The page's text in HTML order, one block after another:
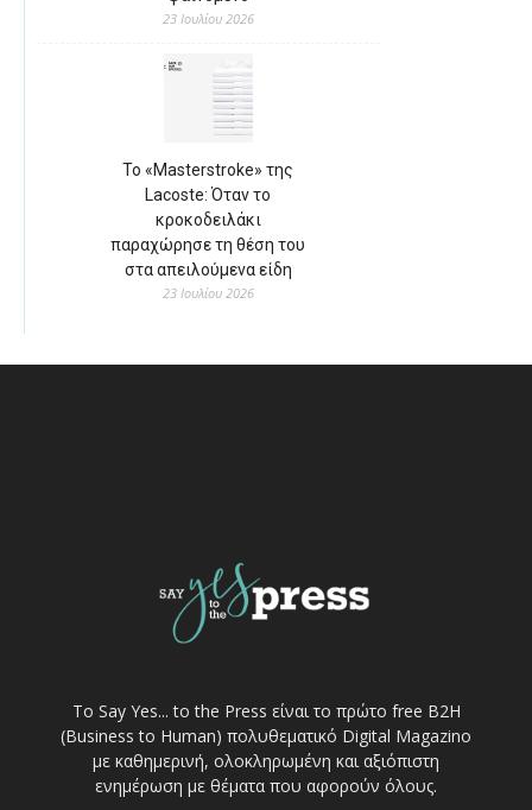
23 Ιουλίου 2026
Το «Masterstroke» της
Lacoste: Όταν το
κροκοδειλάκι
παραχώρησε τη θέση του
στα απειλούμενα είδη
23 Ιουλίου 2026
Το Say Yes... to the Press είναι το πρώτο free Β2Η
(Business to Human) πολυθεματικό Digital Magazino
με καθημερινή, ολοκληρωμένη και αξιόπιστη
ενημέρωση με θέματα που αφορούν όλους.